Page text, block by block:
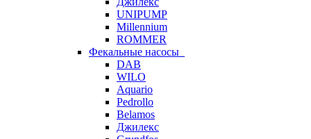
UNIPUMP
Millennium
ROMMER
Фекальные насосы
DAB
WILO
Aquario
Pedrollo
Belamos
Джилекс